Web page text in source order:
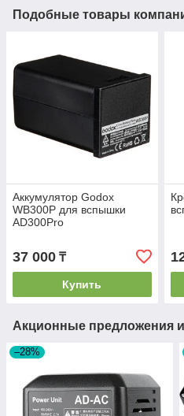
Подобные товары
Аккумулятор Godox
WB300P для вспышки
AD300Pro
37 000 ₸
Купить
Акционные предложения
–28%